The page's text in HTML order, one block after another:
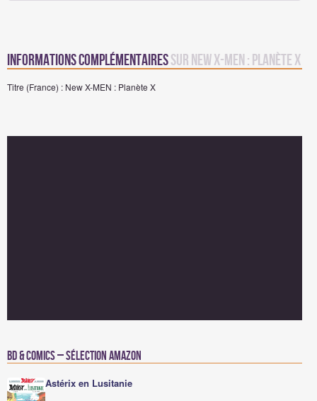
Informations complémentairessur New X-MEN : Planète X
Titre (France) : New X-MEN : Planète X
BD & Comics – Sélection Amazon
Astérix en Lusitanie